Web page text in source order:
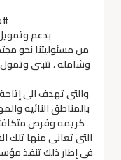
بدعم
من مسئوليتنا نحو
وشامله ، تتبنى
والتى تهدف الى
بالمناطق النائيه
كريمه وفرص
التى تعانى منها تلك
فى إطار ذلك تنفذ